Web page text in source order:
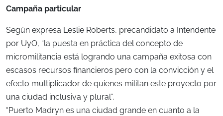
Campaña particular
Según expresa Leslie Roberts, precandidato a Intendente
por UyO, “la puesta en práctica del concepto de
micromilitancia está logrando una campaña exitosa con
escasos recursos financieros pero con la convicción y el
efecto multiplicador de quienes militan este proyecto por
una ciudad inclusiva y plural”.
“Puerto Madryn es una ciudad grande en cuanto a la